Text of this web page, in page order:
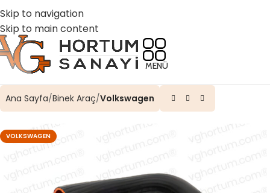
Skip to navigation
Skip to main content
☎️ 0 (224) 504 74 45
MENÜ
Ana Sayfa Binek Araç Volkswagen
VOLKSWAGEN